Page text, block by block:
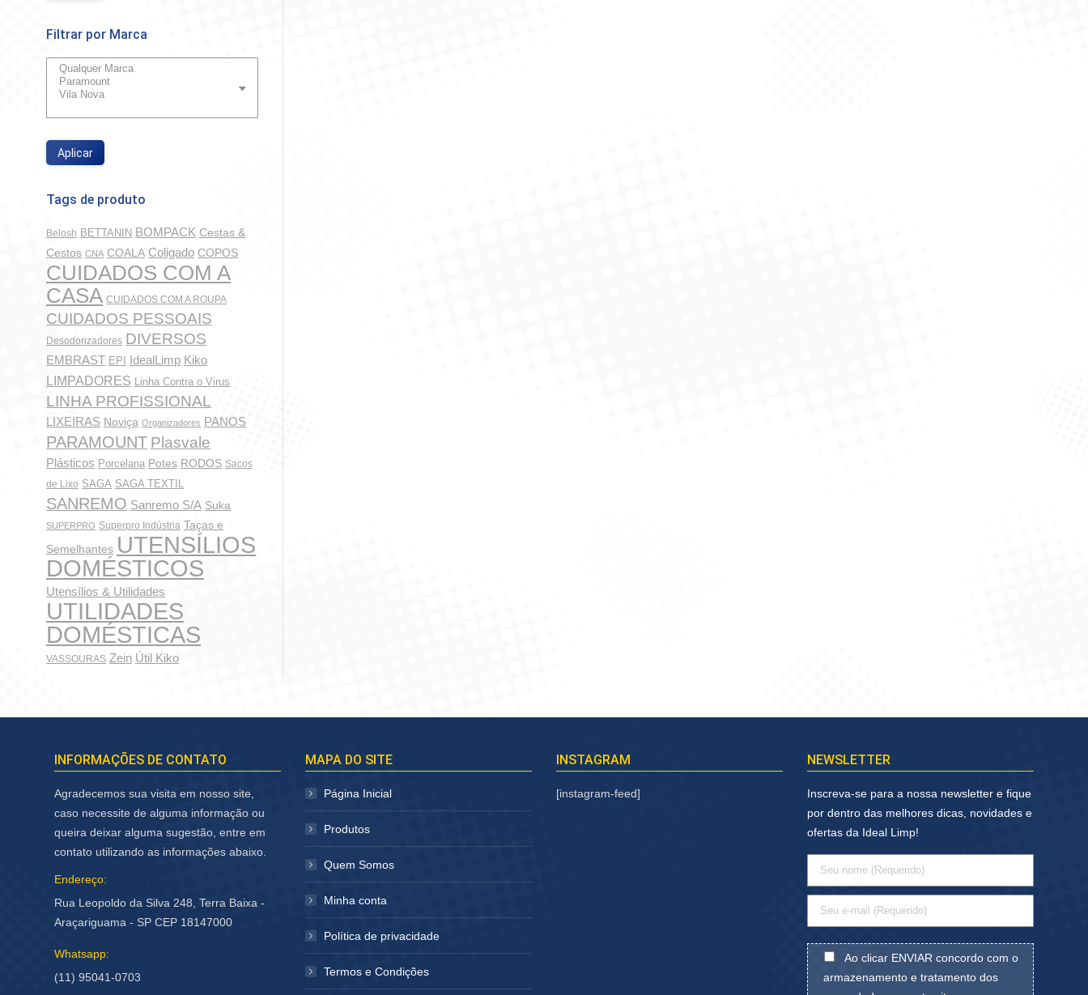
Filtrar por Marca
Aplicar
Tags de produto
Belosh BETTANIN BOMPACK Cestas &
Cestos CNA COALA Coligado COPOS
CUIDADOS COM A
CASA CUIDADOS COM A ROUPA
CUIDADOS PESSOAIS
Desodorizadores DIVERSOS
EMBRAST EPI IdealLimp Kiko
LIMPADORES Linha Contra o Virus
LINHA PROFISSIONAL
LIXEIRAS Noviça Organizadores PANOS
PARAMOUNT Plasvale
Plásticos Porcelana Potes RODOS Sacos
de Lixo SAGA SAGA TEXTIL
SANREMO Sanremo S/A Suka
SUPERPRO Superpro Indústria Taças e
Semelhantes UTENSÍLIOS
DOMÉSTICOS
Utensílios & Utilidades
UTILIDADES
DOMÉSTICAS
VASSOURAS Zein Útil Kiko
INFORMAÇÕES DE CONTATO
Agradecemos sua visita em nosso site,
caso necessite de alguma informação ou
queira deixar alguma sugestão, entre em
contato utilizando as informações abaixo.
Endereço:
Rua Leopoldo da Silva 248, Terra Baixa -
Araçariguama - SP CEP 18147000
Whatsapp:
(11) 95041-0703
MAPA DO SITE
Página Inicial
Produtos
Quem Somos
Minha conta
Política de privacidade
Termos e Condições
INSTAGRAM
[instagram-feed]
NEWSLETTER
Inscreva-se para a nossa newsletter e fique
por dentro das melhores dicas, novidades e
ofertas da Ideal Limp!
Ao clicar ENVIAR concordo com o
armazenamento e tratamento dos